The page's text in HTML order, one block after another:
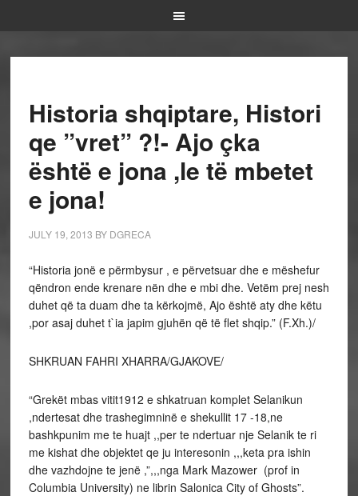
Historia shqiptare, Histori
qe ”vret” ?!- Ajo çka
është e jona ,le të mbetet
e jona!
JULY 19, 2013 BY DGRECA
“Historia jonë e përmbysur , e përvetsuar dhe e mëshefur
qëndron ende krenare nën dhe e mbi dhe. Vetëm prej nesh
duhet që ta duam dhe ta kërkojmë, Ajo është aty dhe këtu
,por asaj duhet t`ia japim gjuhën që të flet shqip.” (F.Xh.)/
SHKRUAN FAHRI XHARRA/GJAKOVE/
“Grekët mbas vitit1912 e shkatruan komplet Selanikun
,ndertesat dhe trashegimninë e shekullit 17 -18,ne
bashkpunim me te huajt ,,per te ndertuar nje Selanik te ri
me kishat dhe objektet qe ju interesonin ,,,keta pra ishin
dhe vazhdojne te jenë ,”,,,nga Mark Mazower (prof in
Columbia University) ne librin Salonica City of Ghosts”.